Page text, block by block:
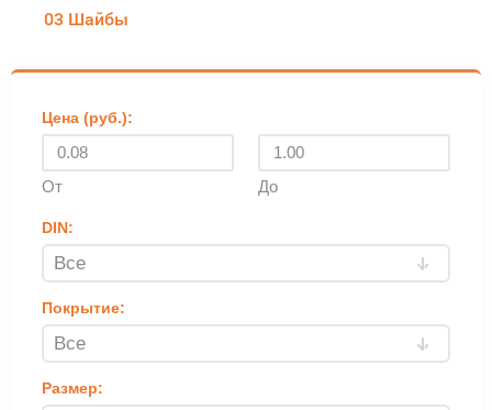
03 Шайбы
Цена (руб.):
От До
DIN:
Покрытие:
Размер: